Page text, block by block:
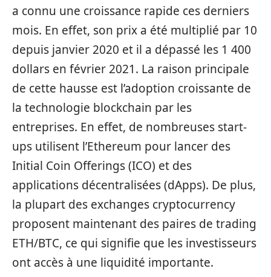
a connu une croissance rapide ces derniers
mois. En effet, son prix a été multiplié par 10
depuis janvier 2020 et il a dépassé les 1 400
dollars en février 2021. La raison principale
de cette hausse est l’adoption croissante de
la technologie blockchain par les
entreprises. En effet, de nombreuses start-
ups utilisent l’Ethereum pour lancer des
Initial Coin Offerings (ICO) et des
applications décentralisées (dApps). De plus,
la plupart des exchanges cryptocurrency
proposent maintenant des paires de trading
ETH/BTC, ce qui signifie que les investisseurs
ont accès à une liquidité importante.